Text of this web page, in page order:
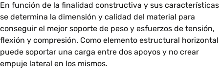
En función de la finalidad constructiva y sus características
se determina la dimensión y calidad del material para
conseguir el mejor soporte de peso y esfuerzos de tensión,
flexión y compresión. Como elemento estructural horizontal
puede soportar una carga entre dos apoyos y no crear
empuje lateral en los mismos.